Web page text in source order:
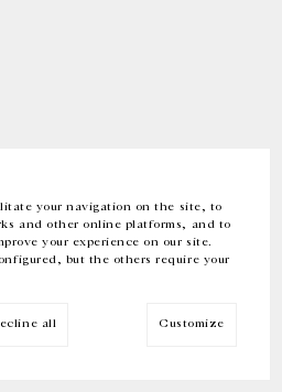
your navigation on the site, to
and other online platforms, and to
your experience on our site.
but the others require your
all Customize